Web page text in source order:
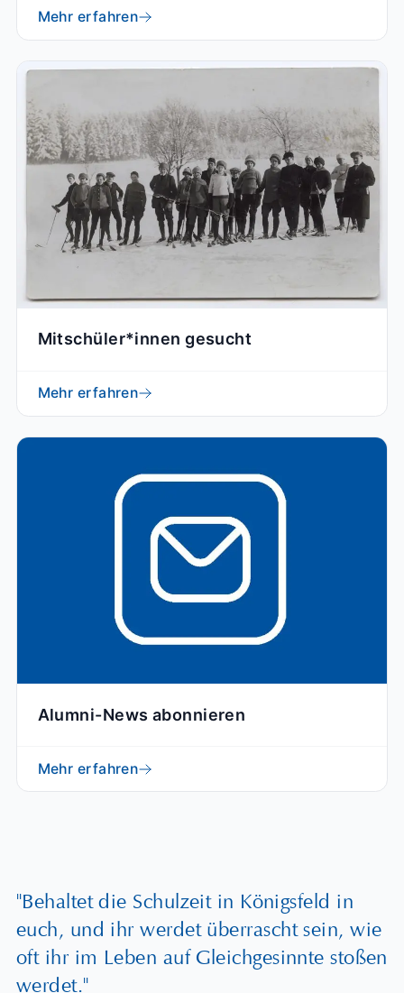
Mehr erfahren
Mitschüler*innen gesucht
Mehr erfahren
Alumni-News abonnieren
Mehr erfahren
"Behaltet die Schulzeit in Königsfeld in
euch, und ihr werdet überrascht sein, wie
oft ihr im Leben auf Gleichgesinnte stoßen
werdet."